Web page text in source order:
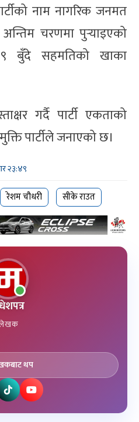
नाम नागरिक जनमत
चरणमा पुऱ्याइएको
बुँदे सहमतिको खाका
गर्दै पार्टी एकताको
पार्टीले जनाएको छ।
२३:४९
रेशम चौधरी सीके राउत
थप